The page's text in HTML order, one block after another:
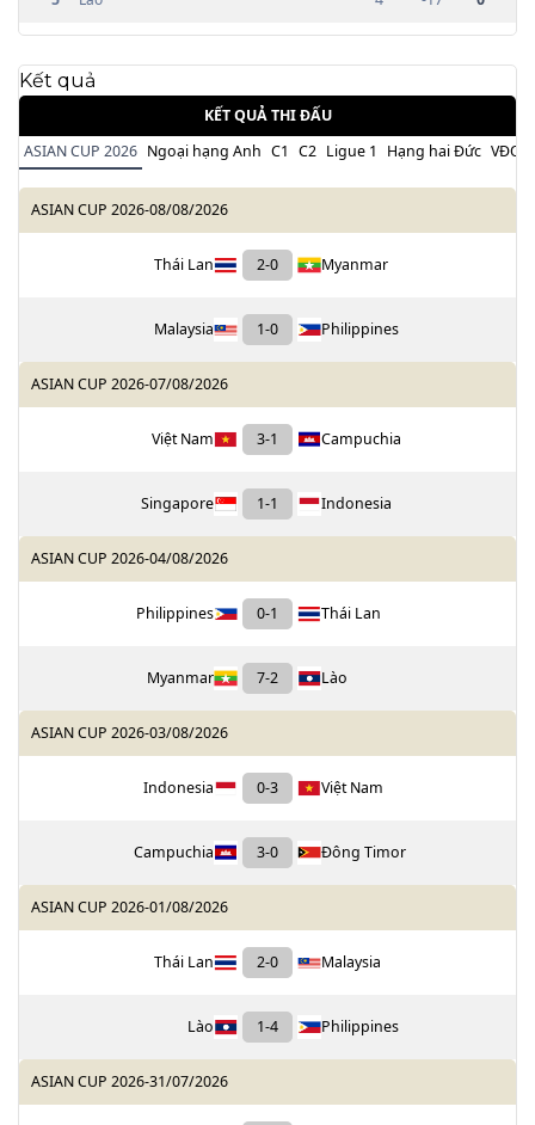
Kết quả
KẾT QUẢ THI ĐẤU
ASIAN CUP 2026 Ngoại hạng Anh C1 C2 Ligue 1 Hạng hai Đức
ASIAN CUP 2026-08/08/2026
Thái Lan 2-0 Myanmar
Malaysia 1-0 Philippines
ASIAN CUP 2026-07/08/2026
Việt Nam 3-1 Campuchia
Singapore 1-1 Indonesia
ASIAN CUP 2026-04/08/2026
Philippines 0-1 Thái Lan
Myanmar 7-2 Lào
ASIAN CUP 2026-03/08/2026
Indonesia 0-3 Việt Nam
Campuchia 3-0 Đông Timor
ASIAN CUP 2026-01/08/2026
Thái Lan 2-0 Malaysia
Lào 1-4 Philippines
ASIAN CUP 2026-31/07/2026